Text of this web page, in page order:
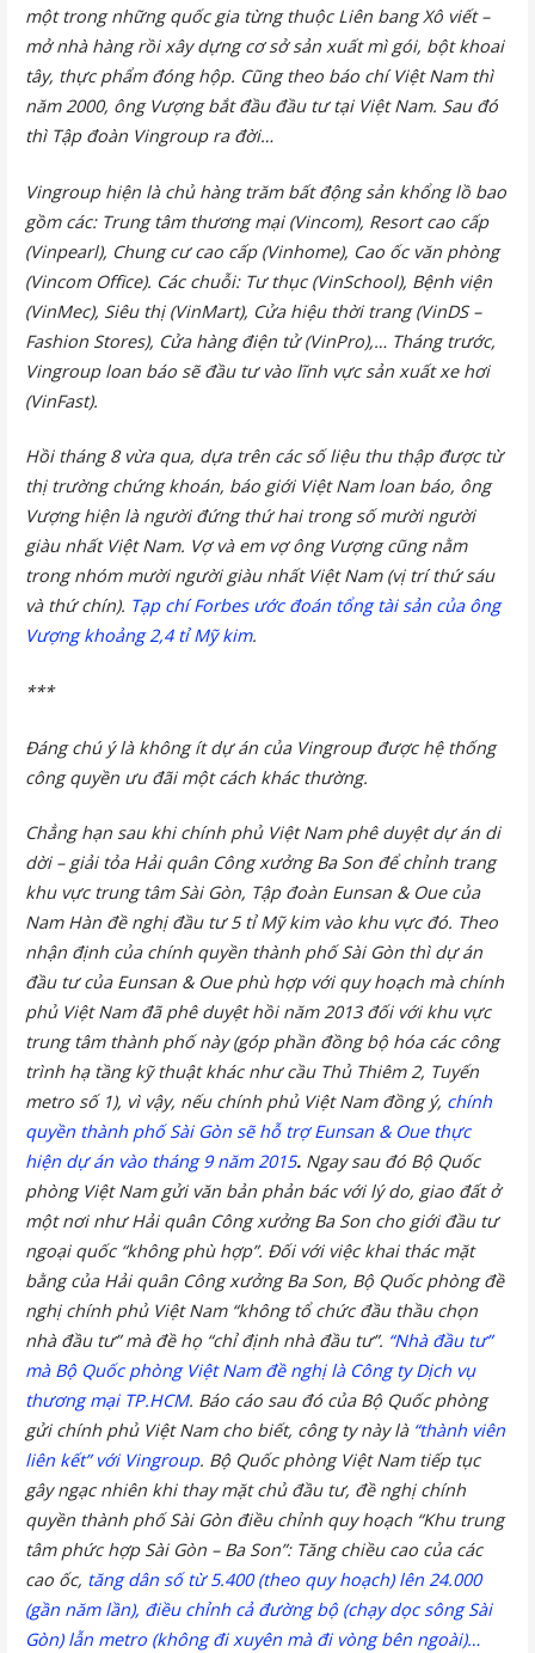
một trong những quốc gia từng thuộc Liên bang Xô viết –
mở nhà hàng rồi xây dựng cơ sở sản xuất mì gói, bột khoai
tây, thực phẩm đóng hộp. Cũng theo báo chí Việt Nam thì
năm 2000, ông Vượng bắt đầu đầu tư tại Việt Nam. Sau đó
thì Tập đoàn Vingroup ra đời…
Vingroup hiện là chủ hàng trăm bất động sản khổng lồ bao
gồm các: Trung tâm thương mại (Vincom), Resort cao cấp
(Vinpearl), Chung cư cao cấp (Vinhome), Cao ốc văn phòng
(Vincom Office). Các chuỗi: Tư thục (VinSchool), Bệnh viện
(VinMec), Siêu thị (VinMart), Cửa hiệu thời trang (VinDS –
Fashion Stores), Cửa hàng điện tử (VinPro),… Tháng trước,
Vingroup loan báo sẽ đầu tư vào lĩnh vực sản xuất xe hơi
(VinFast).
Hồi tháng 8 vừa qua, dựa trên các số liệu thu thập được từ
thị trường chứng khoán, báo giới Việt Nam loan báo, ông
Vượng hiện là người đứng thứ hai trong số mười người
giàu nhất Việt Nam. Vợ và em vợ ông Vượng cũng nằm
trong nhóm mười người giàu nhất Việt Nam (vị trí thứ sáu
và thứ chín). Tạp chí Forbes ước đoán tổng tài sản của ông
Vượng khoảng 2,4 tỉ Mỹ kim.
***
Đáng chú ý là không ít dự án của Vingroup được hệ thống
công quyền ưu đãi một cách khác thường.
Chẳng hạn sau khi chính phủ Việt Nam phê duyệt dự án di
dời – giải tỏa Hải quân Công xưởng Ba Son để chỉnh trang
khu vực trung tâm Sài Gòn, Tập đoàn Eunsan & Oue của
Nam Hàn đề nghị đầu tư 5 tỉ Mỹ kim vào khu vực đó. Theo
nhận định của chính quyền thành phố Sài Gòn thì dự án
đầu tư của Eunsan & Oue phù hợp với quy hoạch mà chính
phủ Việt Nam đã phê duyệt hồi năm 2013 đối với khu vực
trung tâm thành phố này (góp phần đồng bộ hóa các công
trình hạ tầng kỹ thuật khác như cầu Thủ Thiêm 2, Tuyến
metro số 1), vì vậy, nếu chính phủ Việt Nam đồng ý, chính
quyền thành phố Sài Gòn sẽ hỗ trợ Eunsan & Oue thực
hiện dự án vào tháng 9 năm 2015. Ngay sau đó Bộ Quốc
phòng Việt Nam gửi văn bản phản bác với lý do, giao đất ở
một nơi như Hải quân Công xưởng Ba Son cho giới đầu tư
ngoại quốc “không phù hợp”. Đối với việc khai thác mặt
bằng của Hải quân Công xưởng Ba Son, Bộ Quốc phòng đề
nghị chính phủ Việt Nam “không tổ chức đầu thầu chọn
nhà đầu tư” mà đề họ “chỉ định nhà đầu tư”. “Nhà đầu tư”
mà Bộ Quốc phòng Việt Nam đề nghị là Công ty Dịch vụ
thương mại TP.HCM. Báo cáo sau đó của Bộ Quốc phòng
gửi chính phủ Việt Nam cho biết, công ty này là “thành viên
liên kết” với Vingroup. Bộ Quốc phòng Việt Nam tiếp tục
gây ngạc nhiên khi thay mặt chủ đầu tư, đề nghị chính
quyền thành phố Sài Gòn điều chỉnh quy hoạch “Khu trung
tâm phức hợp Sài Gòn – Ba Son”: Tăng chiều cao của các
cao ốc, tăng dân số từ 5.400 (theo quy hoạch) lên 24.000
(gần năm lần), điều chỉnh cả đường bộ (chạy dọc sông Sài
Gòn) lẫn metro (không đi xuyên mà đi vòng bên ngoài)…